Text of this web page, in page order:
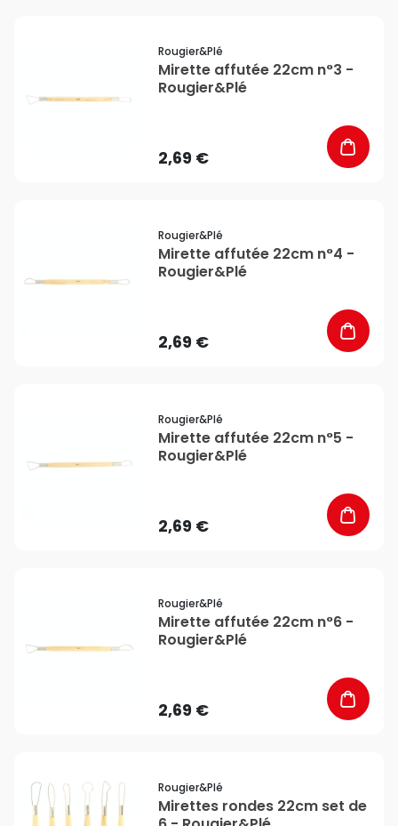
Rougier&plé
Mirette affutée 22cm n°3 -
Rougier&Plé
2,69 €
Rougier&plé
Mirette affutée 22cm n°4 -
Rougier&Plé
2,69 €
Rougier&plé
Mirette affutée 22cm n°5 -
Rougier&Plé
2,69 €
Rougier&plé
Mirette affutée 22cm n°6 -
Rougier&Plé
2,69 €
Rougier&plé
Mirettes rondes 22cm set de